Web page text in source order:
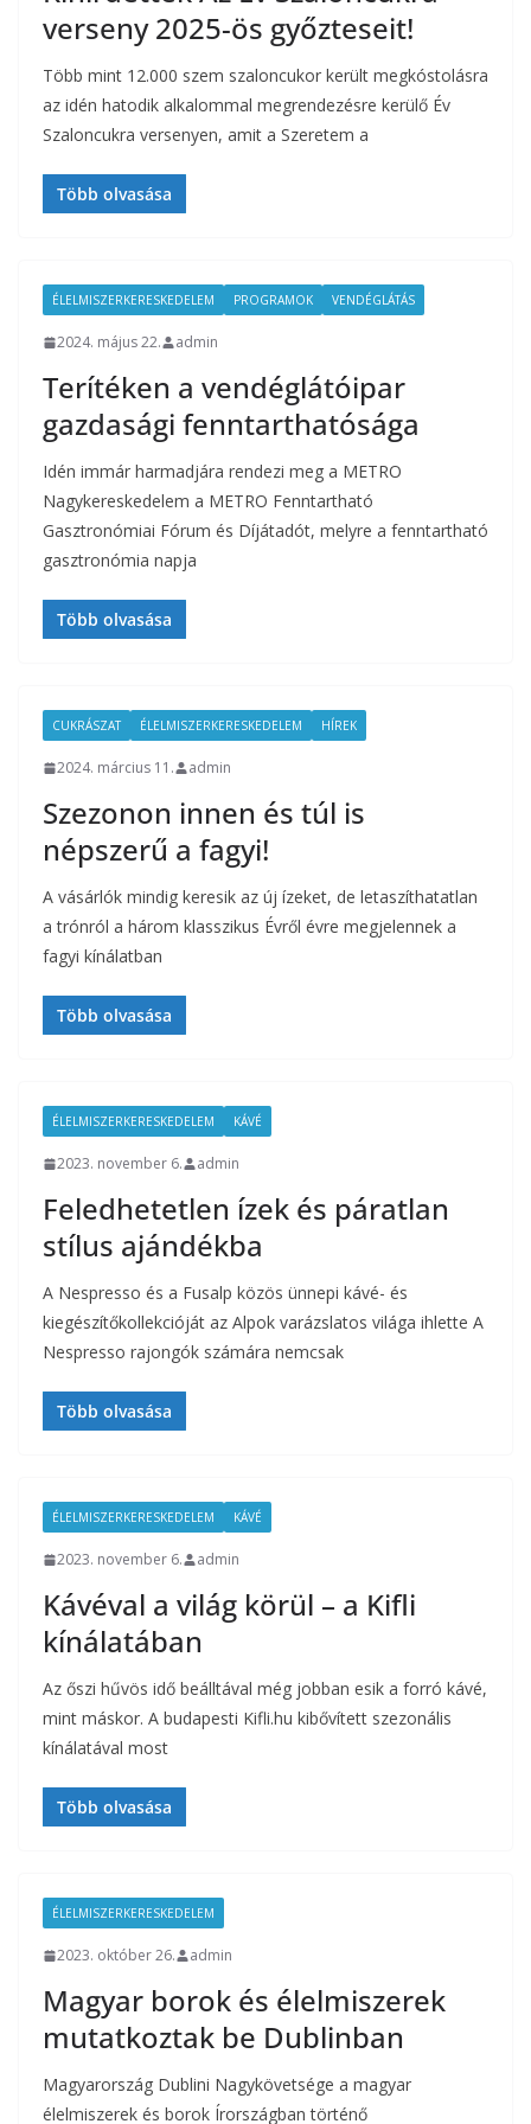
verseny 2025-ös győzteseit!
Több mint 12.000 szem szaloncukor került megkóstolásra
az idén hatodik alkalommal megrendezésre kerülő Év
Szaloncukra versenyen, amit a Szeretem a
Több olvasása
ÉLELMISZERKERESKEDELEM PROGRAMOK VENDÉGLÁTÁS
2024. május 22. admin
Terítéken a vendéglátóipar
gazdasági fenntarthatósága
Idén immár harmadjára rendezi meg a METRO
Nagykereskedelem a METRO Fenntartható
Gasztronómiai Fórum és Díjátadót, melyre a fenntartható
gasztronómia napja
Több olvasása
CUKRÁSZAT ÉLELMISZERKERESKEDELEM HÍREK
2024. március 11. admin
Szezonon innen és túl is
népszerű a fagyi!
A vásárlók mindig keresik az új ízeket, de letaszíthatatlan
a trónról a három klasszikus Évről évre megjelennek a
fagyi kínálatban
Több olvasása
ÉLELMISZERKERESKEDELEM KÁVÉ
2023. november 6. admin
Feledhetetlen ízek és páratlan
stílus ajándékba
A Nespresso és a Fusalp közös ünnepi kávé- és
kiegészítőkollekcióját az Alpok varázslatos világa ihlette A
Nespresso rajongók számára nemcsak
Több olvasása
ÉLELMISZERKERESKEDELEM KÁVÉ
2023. november 6. admin
Kávéval a világ körül – a Kifli
kínálatában
Az őszi hűvös idő beálltával még jobban esik a forró kávé,
mint máskor. A budapesti Kifli.hu kibővített szezonális
kínálatával most
Több olvasása
ÉLELMISZERKERESKEDELEM
2023. október 26. admin
Magyar borok és élelmiszerek
mutatkoztak be Dublinban
Magyarország Dublini Nagykövetsége a magyar
élelmiszerek és borok Írországban történő